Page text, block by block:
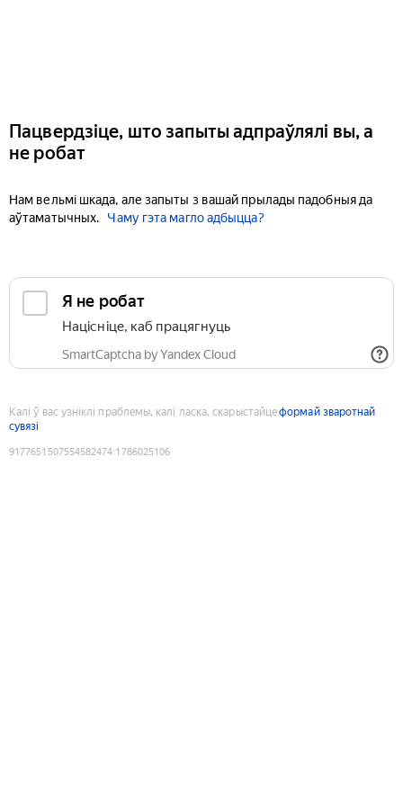
Пацвердзіце, што запыты адпраўлялі вы, а
не робат
Нам вельмі шкада, але запыты з вашай прылады падобныя да
аўтаматычных.
Чаму гэта магло адбыцца?
Я не робат
Націсніце, каб працягнуць
SmartCaptcha by Yandex Cloud
Калі ў вас узніклі праблемы, калі ласка, скарыстайцеформай зваротнай
сувязі
9177651507554582474:1786025106